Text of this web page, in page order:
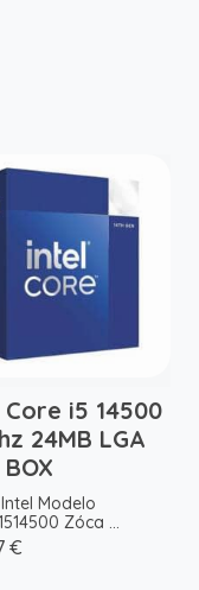
i5 14500
24MB LGA
Modelo
Zóca ...
€